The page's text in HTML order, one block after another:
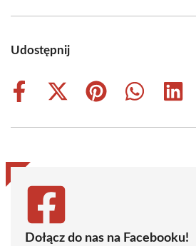
Udostępnij
Share
Share
(Twitter)
Share
Share
Share
Dołącz do nas na Facebooku!